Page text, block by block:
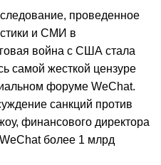
проведенное
и СМИ в
война с США стала
самой жесткой цензуре
форуме WeChat.
санкций против
финансового директора
более 1 млрд